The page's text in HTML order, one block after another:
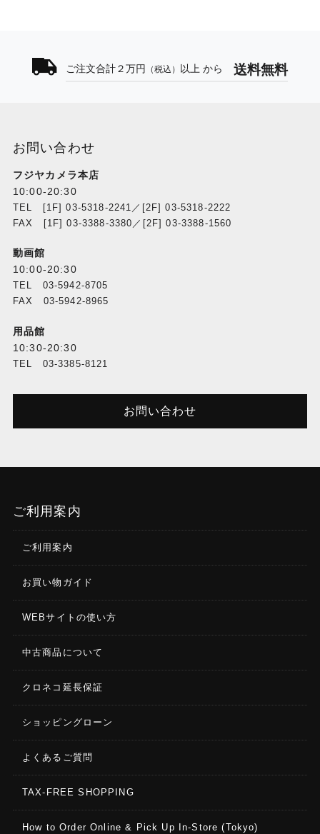
ご注文合計２万円 （税込） 以上 から 送料無料
お問い合わせ
フジヤカメラ本店
10:00-20:30
TEL [1F] 03-5318-2241／[2F] 03-5318-2222
FAX [1F] 03-3388-3380／[2F] 03-3388-1560
動画館
10:00-20:30
TEL 03-5942-8705
FAX 03-5942-8965
用品館
10:30-20:30
TEL 03-3385-8121
お問い合わせ
ご利用案内
ご利用案内
お買い物ガイド
WEBサイトの使い方
中古商品について
クロネコ延長保証
ショッピングローン
よくあるご質問
TAX-FREE SHOPPING
How to Order Online & Pick Up In-Store (Tokyo)